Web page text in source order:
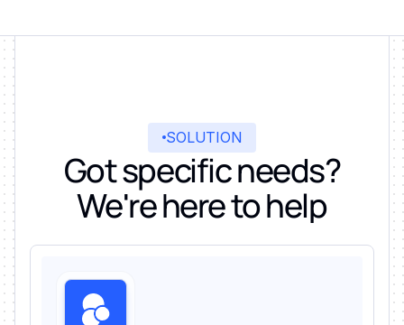
SOLUTION
Got specific needs?
We're here to help